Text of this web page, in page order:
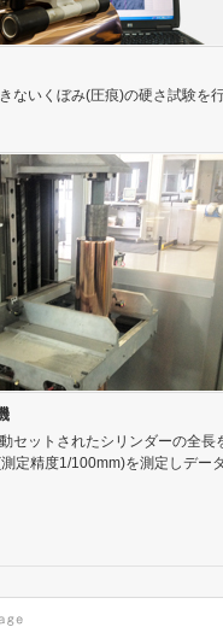
ないくぼみ(圧痕)の硬さ試験を
セットされたシリンダーの全長
定精度1/100mm)を測定しデー